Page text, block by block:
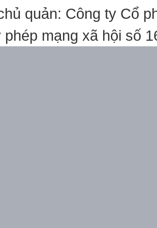
Giải các hệ phương trình sau:
quản: Công ty Cổ
phép mạng xã hội số